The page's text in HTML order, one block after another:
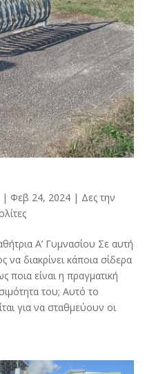
Φεβ 24, 2024| Δες την
Α’ Γυμνασίου Σε αυτή
να διακρίνει κάποια σίδερα
ποια είναι η πραγματική
του; Αυτό το
για να σταθμεύουν οι